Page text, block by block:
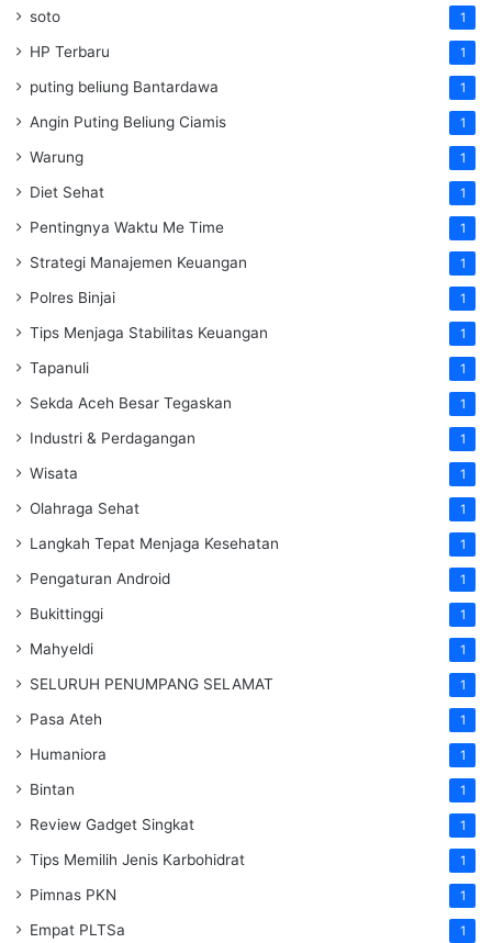
soto 1
HP Terbaru 1
puting beliung Bantardawa 1
Angin Puting Beliung Ciamis 1
Warung 1
Diet Sehat 1
Pentingnya Waktu Me Time 1
Strategi Manajemen Keuangan 1
Polres Binjai 1
Tips Menjaga Stabilitas Keuangan 1
Tapanuli 1
Sekda Aceh Besar Tegaskan 1
Industri & Perdagangan 1
Wisata 1
Olahraga Sehat 1
Langkah Tepat Menjaga Kesehatan 1
Pengaturan Android 1
Bukittinggi 1
Mahyeldi 1
SELURUH PENUMPANG SELAMAT 1
Pasa Ateh 1
Humaniora 1
Bintan 1
Review Gadget Singkat 1
Tips Memilih Jenis Karbohidrat 1
Pimnas PKN 1
Empat PLTSa 1